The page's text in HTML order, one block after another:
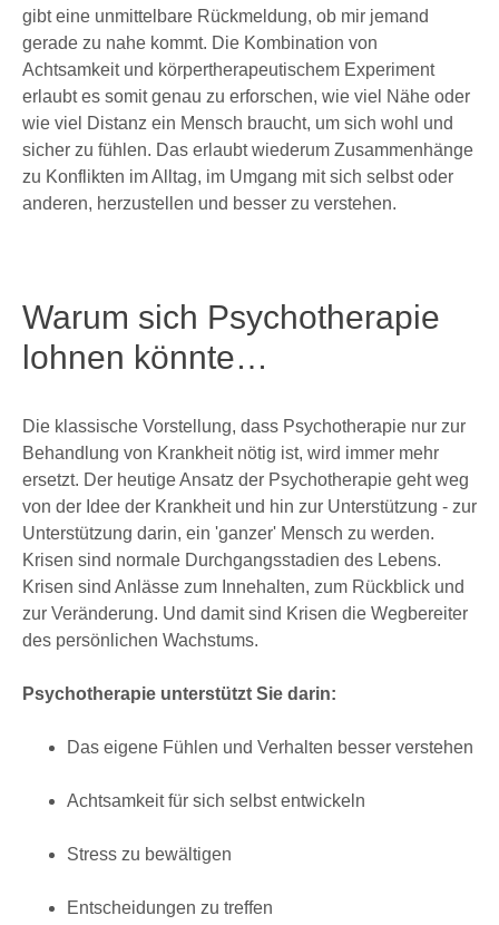
gibt eine unmittelbare Rückmeldung, ob mir jemand
gerade zu nahe kommt. Die Kombination von
Achtsamkeit und körpertherapeutischem Experiment
erlaubt es somit genau zu erforschen, wie viel Nähe oder
wie viel Distanz ein Mensch braucht, um sich wohl und
sicher zu fühlen. Das erlaubt wiederum Zusammenhänge
zu Konflikten im Alltag, im Umgang mit sich selbst oder
anderen, herzustellen und besser zu verstehen.
Warum sich Psychotherapie
lohnen könnte…
Die klassische Vorstellung, dass Psychotherapie nur zur
Behandlung von Krankheit nötig ist, wird immer mehr
ersetzt. Der heutige Ansatz der Psychotherapie geht weg
von der Idee der Krankheit und hin zur Unterstützung - zur
Unterstützung darin, ein 'ganzer' Mensch zu werden.
Krisen sind normale Durchgangsstadien des Lebens.
Krisen sind Anlässe zum Innehalten, zum Rückblick und
zur Veränderung. Und damit sind Krisen die Wegbereiter
des persönlichen Wachstums.
Psychotherapie unterstützt Sie darin:
Das eigene Fühlen und Verhalten besser verstehen
Achtsamkeit für sich selbst entwickeln
Stress zu bewältigen
Entscheidungen zu treffen